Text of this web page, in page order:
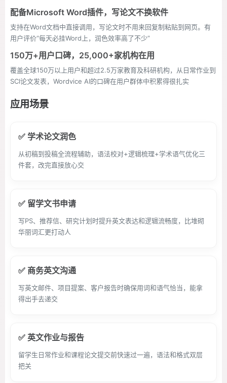
配备Microsoft Word插件，写论文不换软件
支持在Word文档中直接调用，写论文时不用来回复制粘贴到网页。有
用户评价“每天必挂Word上，润色效率高了不少”
150万+用户口碑，25,000+家机构在用
覆盖全球150万以上用户和超过2.5万家教育及科研机构，从日常作业到
SCI论文发表，Wordvice AI的口碑在用户群体中积累得很扎实
应用场景
✅ 学术论文润色
从初稿到投稿全流程辅助，语法校对+逻辑梳理+学术语气优化三
件套，改完直接放心交
✅ 留学文书申请
写PS、推荐信、研究计划时提升英文表达和逻辑流畅度，比堆砌
华丽词汇更打动人
✅ 商务英文沟通
写英文邮件、项目提案、客户报告时确保用词和语气恰当，能拿
得出手去递交
✅ 英文作业与报告
留学生日常作业和课程论文提交前快速过一遍，语法和格式双层
把关